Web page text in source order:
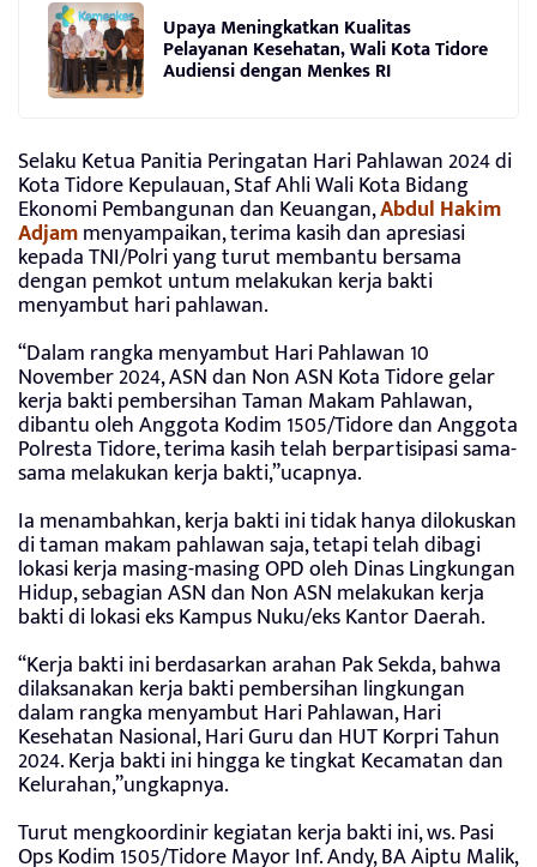
Upaya Meningkatkan Kualitas
Pelayanan Kesehatan, Wali Kota Tidore
Audiensi dengan Menkes RI
Selaku Ketua Panitia Peringatan Hari Pahlawan 2024 di
Kota Tidore Kepulauan, Staf Ahli Wali Kota Bidang
Ekonomi Pembangunan dan Keuangan,Abdul Hakim
Adjammenyampaikan, terima kasih dan apresiasi
kepada TNI/Polri yang turut membantu bersama
dengan pemkot untum melakukan kerja bakti
menyambut hari pahlawan.
“Dalam rangka menyambut Hari Pahlawan 10
November 2024, ASN dan Non ASN Kota Tidore gelar
kerja bakti pembersihan Taman Makam Pahlawan,
dibantu oleh Anggota Kodim 1505/Tidore dan Anggota
Polresta Tidore, terima kasih telah berpartisipasi sama-
sama melakukan kerja bakti,”ucapnya.
Ia menambahkan, kerja bakti ini tidak hanya dilokuskan
di taman makam pahlawan saja, tetapi telah dibagi
lokasi kerja masing-masing OPD oleh Dinas Lingkungan
Hidup, sebagian ASN dan Non ASN melakukan kerja
bakti di lokasi eks Kampus Nuku/eks Kantor Daerah.
“Kerja bakti ini berdasarkan arahan Pak Sekda, bahwa
dilaksanakan kerja bakti pembersihan lingkungan
dalam rangka menyambut Hari Pahlawan, Hari
Kesehatan Nasional, Hari Guru dan HUT Korpri Tahun
2024. Kerja bakti ini hingga ke tingkat Kecamatan dan
Kelurahan,”ungkapnya.
Turut mengkoordinir kegiatan kerja bakti ini, ws. Pasi
Ops Kodim 1505/Tidore Mayor Inf. Andy, BA Aiptu Malik,